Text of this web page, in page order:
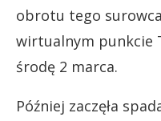
obrotu tego
wirtualnym punkcie
środę 2 marca.
Później zaczęła